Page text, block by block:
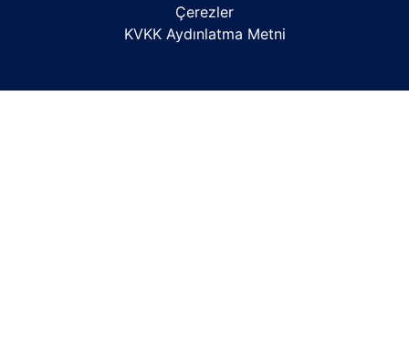
Çerezler
KVKK Aydınlatma Metni